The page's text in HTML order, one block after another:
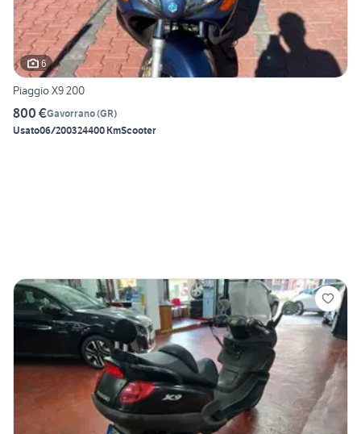
6
Piaggio X9 200
800 €Gavorrano(GR)
Usato06/200324400 KmScooter